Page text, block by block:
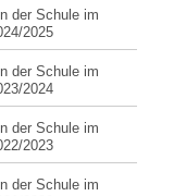
der Schule im
2025
der Schule im
2024
der Schule im
2023
der Schule im